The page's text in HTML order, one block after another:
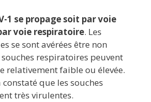
1 se propage soit par voie
voie respiratoire. Les
se sont avérées être non
respiratoires peuvent
relativement faible ou élevée.
constaté que les souches
très virulentes.